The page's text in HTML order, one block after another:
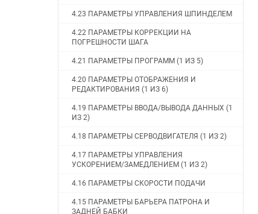
4.23 ПАРАМЕТРЫ УПРАВЛЕНИЯ ШПИНДЕЛЕМ
4.22 ПАРАМЕТРЫ КОРРЕКЦИИ НА
ПОГРЕШНОСТИ ШАГА
4.21 ПАРАМЕТРЫ ПРОГРАММ (1 ИЗ 5)
4.20 ПАРАМЕТРЫ ОТОБРАЖЕНИЯ И
РЕДАКТИРОВАНИЯ (1 ИЗ 6)
4.19 ПАРАМЕТРЫ ВВОДА/ВЫВОДА ДАННЫХ (1
ИЗ 2)
4.18 ПАРАМЕТРЫ СЕРВОДВИГАТЕЛЯ (1 ИЗ 2)
4.17 ПАРАМЕТРЫ УПРАВЛЕНИЯ
УСКОРЕНИЕМ/ЗАМЕДЛЕНИЕМ (1 ИЗ 2)
4.16 ПАРАМЕТРЫ СКОРОСТИ ПОДАЧИ
4.15 ПАРАМЕТРЫ БАРЬЕРА ПАТРОНА И
ЗАДНЕЙ БАБКИ